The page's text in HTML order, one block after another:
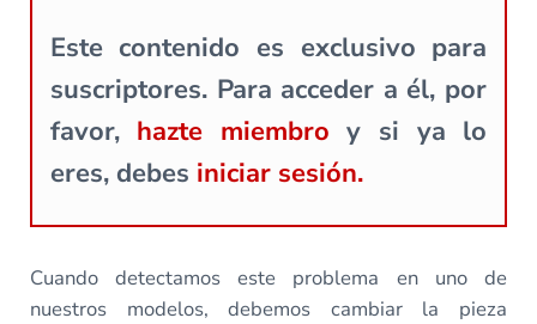
Este contenido es exclusivo para
suscriptores. Para acceder a él, por
favor, hazte miembro y si ya lo
eres, debes iniciar sesión.
Cuando detectamos este problema en uno de
nuestros modelos, debemos cambiar la pieza